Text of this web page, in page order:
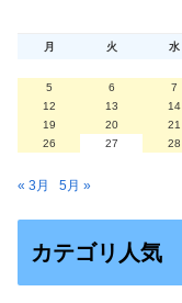
月 火 水
5
6 7
12
13 14
19
20 21
26
27 28
« 3月 5月 »
カテゴリ人気